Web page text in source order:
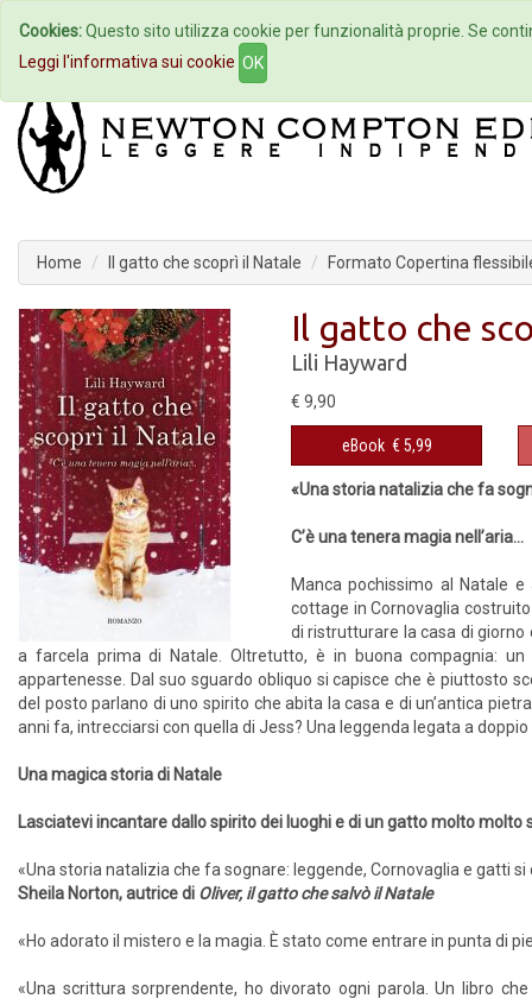
Home Autori Eventi
Home Il gatto che scoprì il Natale Formato Copertina
Il gatto che
Lili Hayward
€ 9,90
eBook € 5,99
«Una storia natalizia che fa
C’è una tenera magia nell’aria...
Manca pochissimo al Natale
cottage in Cornovaglia
di ristrutturare la casa di giorno
a farcela prima di Natale. Oltretutto, è in buona compagnia:
appartenesse. Dal suo sguardo obliquo si capisce che è piuttosto
del posto parlano di uno spirito che abita la casa e di un’antica
anni fa, intrecciarsi con quella di Jess? Una leggenda legata a
Una magica storia di Natale
Lasciatevi incantare dallo spirito dei luoghi e di un gatto molto molto
«Una storia natalizia che fa sognare: leggende, Cornovaglia e gatti
Sheila Norton, autrice di Oliver, il gatto che salvò il Natale
«Ho adorato il mistero e la magia. È stato come entrare in punta di
«Una scrittura sorprendente, ho divorato ogni parola. Un libro
Cookies:Questo sito utilizza cookie per funzionalità proprie. Se
Leggi l'informativa sui cookie OK